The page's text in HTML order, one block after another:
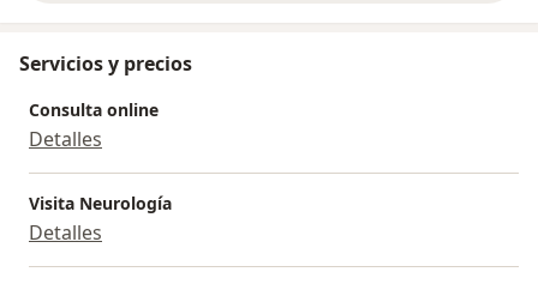
Servicios y precios
Consulta online
Detalles
Visita Neurología
Detalles